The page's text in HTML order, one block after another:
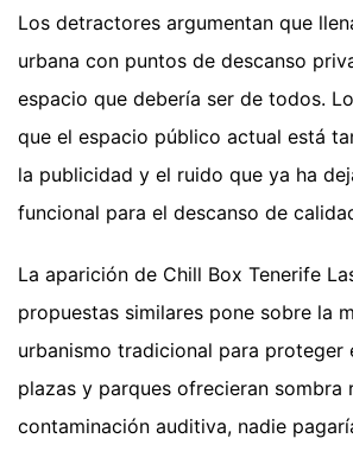
Los detractores argumentan que
urbana con puntos de descanso
espacio que debería ser de todos.
que el espacio público actual está
la publicidad y el ruido que ya ha
funcional para el descanso de
La aparición de Chill Box Tenerife
propuestas similares pone sobre la
urbanismo tradicional para proteger
plazas y parques ofrecieran sombra
contaminación auditiva, nadie